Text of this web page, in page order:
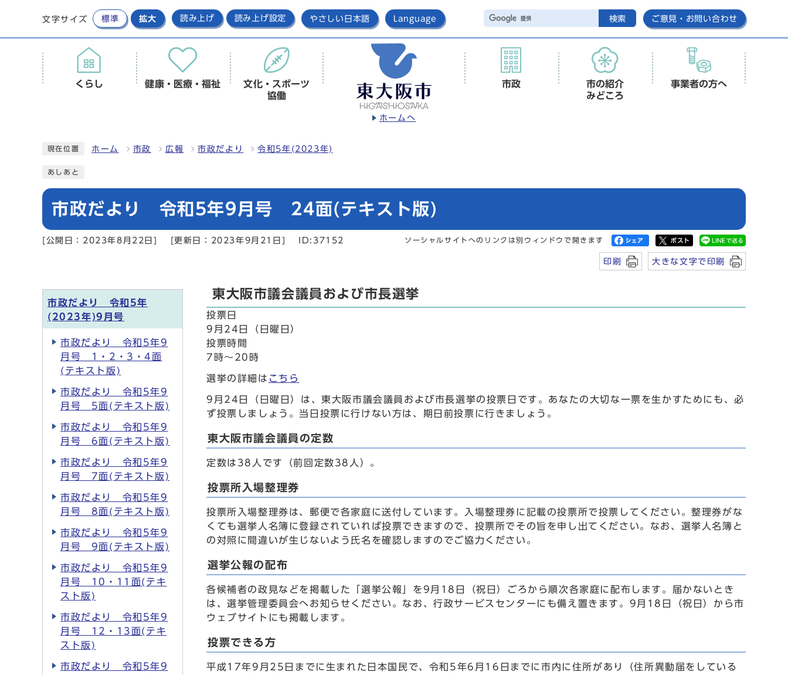
文字サイズ 標準 拡大 読み上げ 読み上げ設定 やさしい日本語 Language 検索 ご意見・お問い合わせ
ホームへ
くらし 健康・医療・福祉
文化・スポーツ
協働
市政
市の紹介
みどころ
事業者の方へ
現在位置 ホーム 市政 広報 市政だより 令和5年(2023年)
あしあと
市政だより 令和5年9月号 24面(テキスト版)
[公開日：2023年8月22日] [更新日：2023年9月21日] ID:37152 ソーシャルサイトへのリンクは別ウィンドウで開きます
印刷 大きな文字で印刷
東大阪市議会議員および市長選挙
投票日
9月24日（日曜日）
投票時間
7時～20時
選挙の詳細は こちら
9月24日（日曜日）は、東大阪市議会議員および市長選挙の投票日です。あなたの大切な一票を生かすためにも、必
ず投票しましょう。当日投票に行けない方は、期日前投票に行きましょう。
東大阪市議会議員の定数
定数は38人です（前回定数38人）。
投票所入場整理券
投票所入場整理券は、郵便で各家庭に送付しています。入場整理券に記載の投票所で投票してください。整理券がな
くても選挙人名簿に登録されていれば投票できますので、投票所でその旨を申し出てください。なお、選挙人名簿と
の対照に間違いが生じないよう氏名を確認しますのでご協力ください。
選挙公報の配布
各候補者の政見などを掲載した「選挙公報」を9月18日（祝日）ごろから順次各家庭に配布します。届かないとき
は、選挙管理委員会へお知らせください。なお、行政サービスセンターにも備え置きます。9月18日（祝日）から市
ウェブサイトにも掲載します。
投票できる方
平成17年9月25日までに生まれた日本国民で、令和5年6月16日までに市内に住所があり（住所異動届をしている
市政だより 令和5年
(2023年)9月号
市政だより 令和5年9
月号 1・2・3・4面
(テキスト版)
市政だより 令和5年9
月号 5面(テキスト版)
市政だより 令和5年9
月号 6面(テキスト版)
市政だより 令和5年9
月号 7面(テキスト版)
市政だより 令和5年9
月号 8面(テキスト版)
市政だより 令和5年9
月号 9面(テキスト版)
市政だより 令和5年9
月号 10・11面(テキ
スト版)
市政だより 令和5年9
月号 12・13面(テキ
スト版)
市政だより 令和5年9